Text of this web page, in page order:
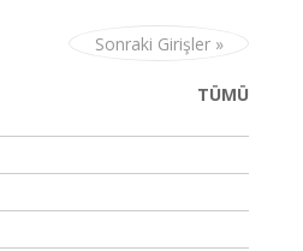
Sonraki Girişler »
TÜMÜ